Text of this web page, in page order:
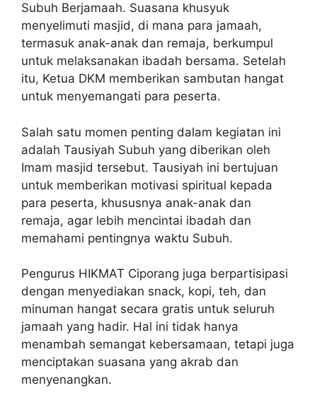
Subuh Berjamaah. Suasana khusyuk
menyelimuti masjid, di mana para jamaah,
termasuk anak-anak dan remaja, berkumpul
untuk melaksanakan ibadah bersama. Setelah
itu, Ketua DKM memberikan sambutan hangat
untuk menyemangati para peserta.
Salah satu momen penting dalam kegiatan ini
adalah Tausiyah Subuh yang diberikan oleh
Imam masjid tersebut. Tausiyah ini bertujuan
untuk memberikan motivasi spiritual kepada
para peserta, khususnya anak-anak dan
remaja, agar lebih mencintai ibadah dan
memahami pentingnya waktu Subuh.
Pengurus HIKMAT Ciporang juga berpartisipasi
dengan menyediakan snack, kopi, teh, dan
minuman hangat secara gratis untuk seluruh
jamaah yang hadir. Hal ini tidak hanya
menambah semangat kebersamaan, tetapi juga
menciptakan suasana yang akrab dan
menyenangkan.